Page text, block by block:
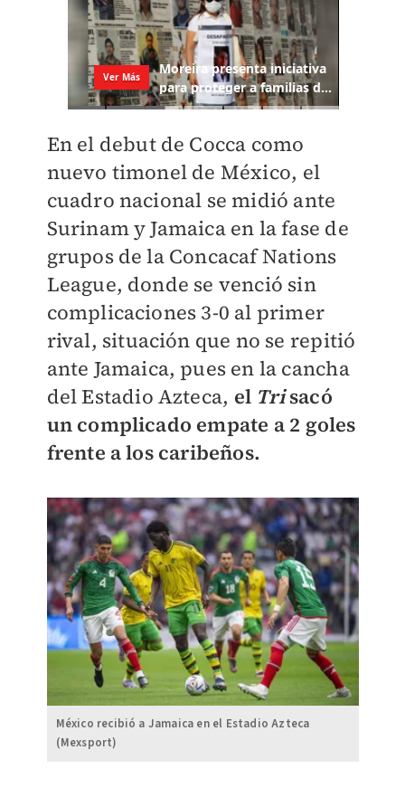
En el debut de Cocca como
nuevo timonel de México, el
cuadro nacional se midió ante
Surinam y Jamaica en la fase de
grupos de la Concacaf Nations
League, donde se venció sin
complicaciones 3-0 al primer
rival, situación que no se repitió
ante Jamaica, pues en la cancha
del Estadio Azteca, el Trisacó
un complicado empate a 2 goles
frente a los caribeños.
México recibió a Jamaica en el Estadio Azteca
(Mexsport)